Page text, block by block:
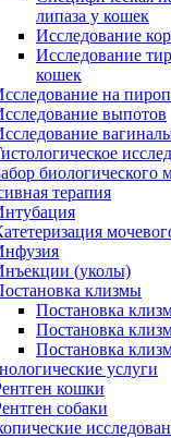
липаза у кошек
Исследование
Исследование
кошек
на
выпотов
биологического
терапия
(уколы)
клизмы
Постановка
Постановка
Постановка
услуги
кошки
собаки